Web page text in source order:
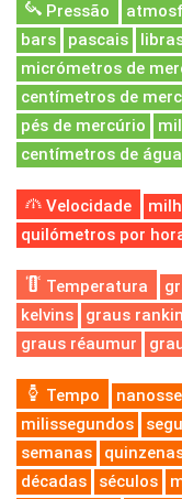
Pressão
bars
pascais
micrómetros de
centímetros de
pés de mercúrio
centímetros de água
Velocidade
quilómetros por
Temperatura
kelvins
graus
graus réaumur
Tempo
milissegundos
semanas
décadas
séculos